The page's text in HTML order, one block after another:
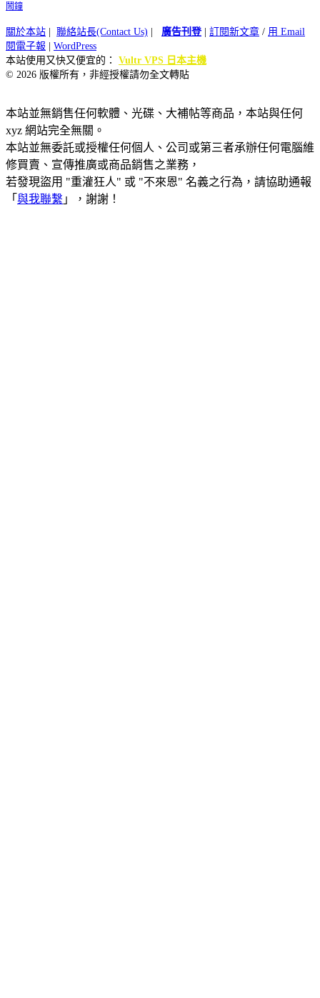
鬧鐘
關於本站 聯絡站長(Contact Us) 廣告刊登| 訂閱新文章 / 用 Email
閱電子報
WordPress
本站使用又快又便宜的： Vultr VPS 日本主機
© 2026 版權所有，非經授權請勿全文轉貼
本站並無銷售任何軟體、光碟、大補帖等商品，本站與任何
xyz 網站完全無關。
本站並無委託或授權任何個人、公司或第三者承辦任何電腦維
修買賣、宣傳推廣或商品銷售之業務，
若發現盜用 "重灌狂人" 或 "不來恩" 名義之行為，請協助通報
「 與我聯繫 」，謝謝！